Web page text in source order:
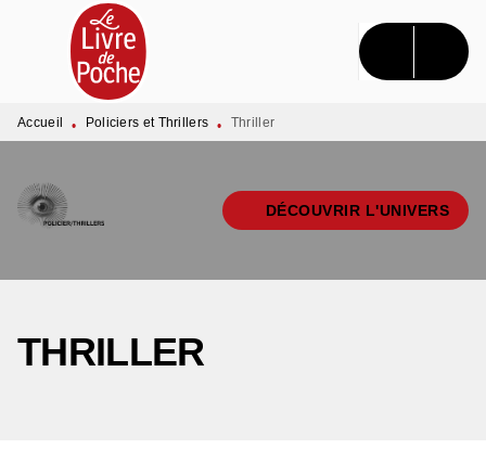
MENU RECHERCHE CONTENU
PIED DE PAGE
Accueil • Policiers et Thrillers • Thriller
DÉCOUVRIR L'UNIVERS
THRILLER